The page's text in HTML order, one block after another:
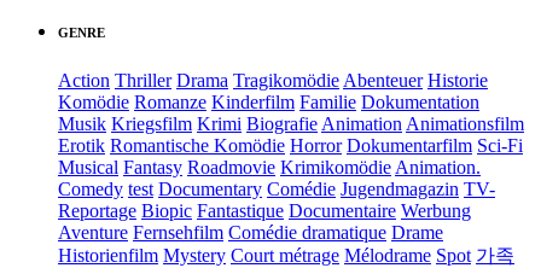
GENRE
Action Thriller Drama TragikomödieAbenteuer Historie
Komödie Romanze Kinderfilm Familie Dokumentation
Musik Kriegsfilm Krimi BiografieAnimationAnimationsfilm
Erotik Romantische Komödie Horror Dokumentarfilm Sci-Fi
Musical Fantasy Roadmovie KrimikomödieAnimation.
Comedy test Documentary Comédie Jugendmagazin TV-
Reportage Biopic Fantastique Documentaire Werbung
Aventure Fernsehfilm Comédie dramatique Drame
Historienfilm Mystery Court métrage Mélodrame Spot 가족